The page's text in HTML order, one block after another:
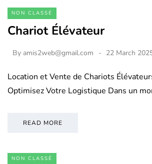
NON CLASSÉ
Chariot Élévateur
By amis2web@gmail.com 22 March
Location et Vente de Chariots
Optimisez Votre Logistique Dans un
READ MORE
NON CLASSÉ